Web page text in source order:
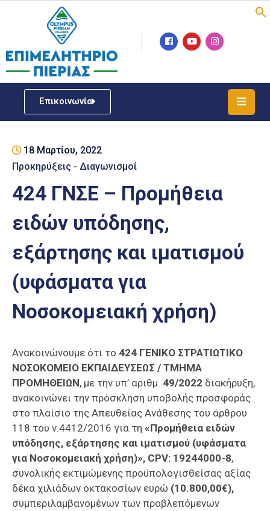
Επικοινωνία
Επιμελητήριο
Νέα
ΓΕΜΗ
Υποστήριξη
Έκθεση
Παραδοσιακών
Επαγγελμάτων
Έκθεση
ΕΒΕΠ-
Πιερία
18 Μαρτίου, 2022
Προκηρύξεις - Διαγωνισμοί
424 ΓΝΣΕ – Προμήθεια
ειδών υπόδησης,
εξάρτησης και ιματισμού
(υφάσματα για
Νοσοκομειακή χρήση)
Ανακοινώνουμε ότι το 424 ΓΕΝΙΚΟ ΣΤΡΑΤΙΩΤΙΚΟ
ΝΟΣΟΚΟΜΕΙΟ ΕΚΠΑΙ∆ΕΥΣΕΩΣ / ΤΜΗΜΑ
ΠΡΟΜΗΘΕΙΩΝ, με την υπ’ αριθμ. 49/2022 διακήρυξη,
ανακοινώνει την πρόσκληση υποβολής προσφοράς
στο πλαίσιο της Απευθείας Ανάθεσης του άρθρου
118 του ν.4412/2016 για τη «Προμήθεια ειδών
υπόδησης, εξάρτησης και ιματισμού (υφάσματα
για Νοσοκομειακή χρήση)», CPV: 19244000-8,
συνολικής εκτιμώμενης προϋπολογισθείσας αξίας
δέκα χιλιάδων οκτακοσίων ευρώ (10.800,00€),
συμπεριλαμβανομένων των προβλεπόμενων